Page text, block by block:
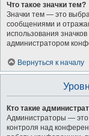
Что такое значки тем?
Значки тем — это
сообщениями и
использования
администратором
Вернуться к началу
Кто такие
Администраторы —
контроля над